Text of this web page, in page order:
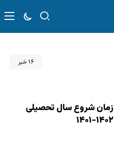
۱۶ خبر
زمان شروع سال تحصیلی
۱۴۰۲-۱۴۰۱